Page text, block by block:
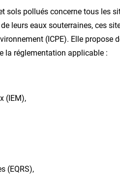
sols pollués concerne tous les
leurs eaux souterraines, ces
(ICPE). Elle propose
la réglementation applicable :
(IEM),
(EQRS),